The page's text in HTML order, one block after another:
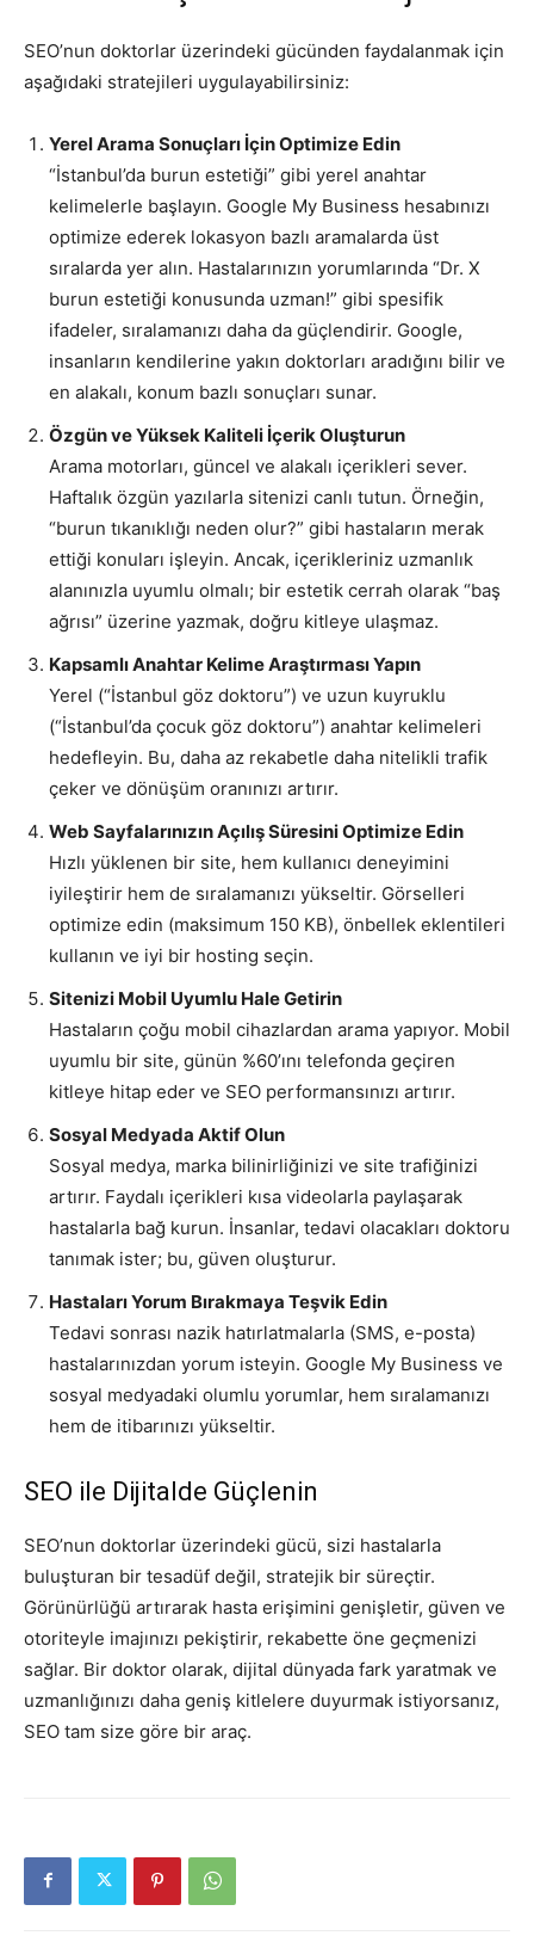
SEO’nun doktorlar üzerindeki gücünden faydalanmak için
aşağıdaki stratejileri uygulayabilirsiniz:
Yerel Arama Sonuçları İçin Optimize Edin
“İstanbul’da burun estetiği” gibi yerel anahtar
kelimelerle başlayın. Google My Business hesabınızı
optimize ederek lokasyon bazlı aramalarda üst
sıralarda yer alın. Hastalarınızın yorumlarında “Dr. X
burun estetiği konusunda uzman!” gibi spesifik
ifadeler, sıralamanızı daha da güçlendirir. Google,
insanların kendilerine yakın doktorları aradığını bilir ve
en alakalı, konum bazlı sonuçları sunar.
Özgün ve Yüksek Kaliteli İçerik Oluşturun
Arama motorları, güncel ve alakalı içerikleri sever.
Haftalık özgün yazılarla sitenizi canlı tutun. Örneğin,
“burun tıkanıklığı neden olur?” gibi hastaların merak
ettiği konuları işleyin. Ancak, içerikleriniz uzmanlık
alanınızla uyumlu olmalı; bir estetik cerrah olarak “baş
ağrısı” üzerine yazmak, doğru kitleye ulaşmaz.
Kapsamlı Anahtar Kelime Araştırması Yapın
Yerel (“İstanbul göz doktoru”) ve uzun kuyruklu
(“İstanbul’da çocuk göz doktoru”) anahtar kelimeleri
hedefleyin. Bu, daha az rekabetle daha nitelikli trafik
çeker ve dönüşüm oranınızı artırır.
Web Sayfalarınızın Açılış Süresini Optimize Edin
Hızlı yüklenen bir site, hem kullanıcı deneyimini
iyileştirir hem de sıralamanızı yükseltir. Görselleri
optimize edin (maksimum 150 KB), önbellek eklentileri
kullanın ve iyi bir hosting seçin.
Sitenizi Mobil Uyumlu Hale Getirin
Hastaların çoğu mobil cihazlardan arama yapıyor. Mobil
uyumlu bir site, günün %60’ını telefonda geçiren
kitleye hitap eder ve SEO performansınızı artırır.
Sosyal Medyada Aktif Olun
Sosyal medya, marka bilinirliğinizi ve site trafiğinizi
artırır. Faydalı içerikleri kısa videolarla paylaşarak
hastalarla bağ kurun. İnsanlar, tedavi olacakları doktoru
tanımak ister; bu, güven oluşturur.
Hastaları Yorum Bırakmaya Teşvik Edin
Tedavi sonrası nazik hatırlatmalarla (SMS, e-posta)
hastalarınızdan yorum isteyin. Google My Business ve
sosyal medyadaki olumlu yorumlar, hem sıralamanızı
hem de itibarınızı yükseltir.
SEO ile Dijitalde Güçlenin
SEO’nun doktorlar üzerindeki gücü, sizi hastalarla
buluşturan bir tesadüf değil, stratejik bir süreçtir.
Görünürlüğü artırarak hasta erişimini genişletir, güven ve
otoriteyle imajınızı pekiştirir, rekabette öne geçmenizi
sağlar. Bir doktor olarak, dijital dünyada fark yaratmak ve
uzmanlığınızı daha geniş kitlelere duyurmak istiyorsanız,
SEO tam size göre bir araç.